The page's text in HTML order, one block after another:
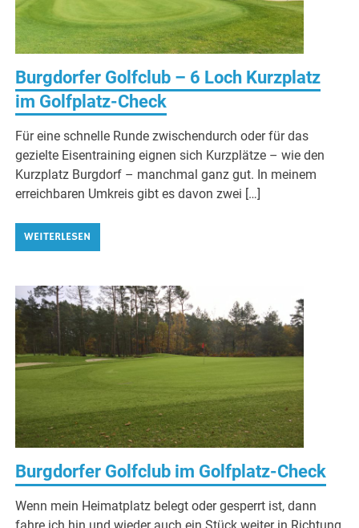
Burgdorfer Golfclub – 6 Loch Kurzplatz
im Golfplatz-Check
Für eine schnelle Runde zwischendurch oder für das
gezielte Eisentraining eignen sich Kurzplätze – wie den
Kurzplatz Burgdorf – manchmal ganz gut. In meinem
erreichbaren Umkreis gibt es davon zwei […]
WEITERLESEN
Burgdorfer Golfclub im Golfplatz-Check
Wenn mein Heimatplatz belegt oder gesperrt ist, dann